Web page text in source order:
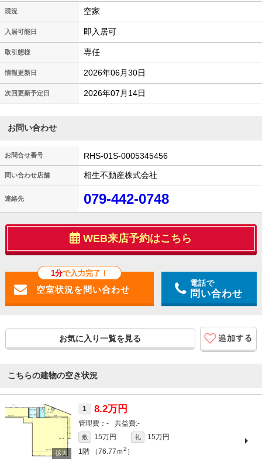
現況 空家
入居可能日 即入居可
取引態様 専任
情報更新日 2026年06月30日
次回更新予定日 2026年07月14日
お問い合わせ
お問合せ番号 RHS-01S-0005345456
問い合わせ店舗 相生不動産株式会社
連絡先 079-442-0748
WEB来店予約はこちら
1分で入力完了！
電話で
問い合わせ
お気に入り一覧を見る
こちらの建物の空き状況
1 8.2万円
- -
敷 15万円 礼
15万円
1階
（76.77ｍ2 ）